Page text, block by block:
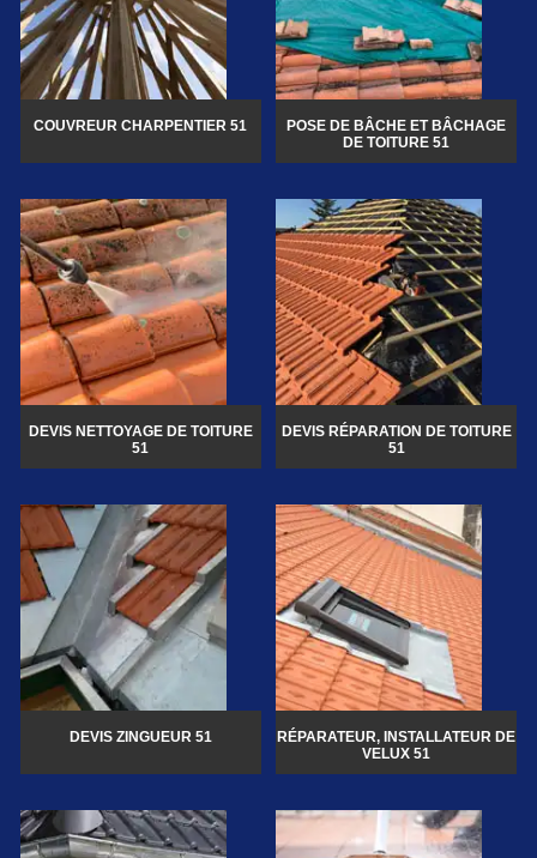
COUVREUR CHARPENTIER 51
POSE DE BÂCHE ET BÂCHAGE
DE TOITURE 51
DEVIS NETTOYAGE DE TOITURE
51
DEVIS RÉPARATION DE TOITURE
51
DEVIS ZINGUEUR 51
RÉPARATEUR, INSTALLATEUR DE
VELUX 51